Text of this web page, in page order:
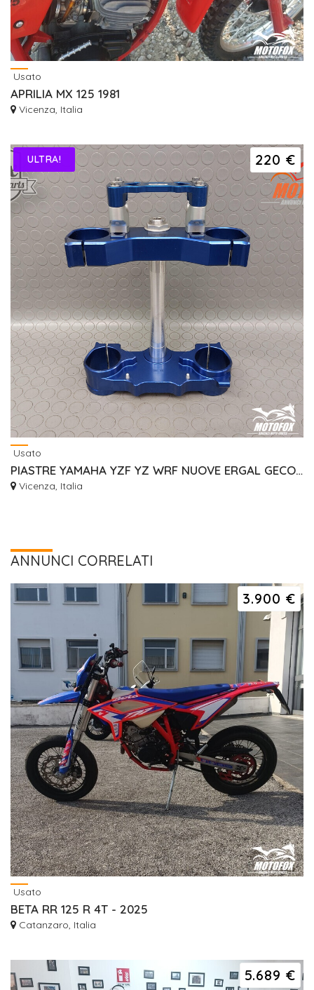
Usato
APRILIA MX 125 1981
Vicenza, Italia
220 €
ULTRA!
Usato
PIASTRE YAMAHA YZF YZ WRF NUOVE ERGAL GECO RISER
Vicenza, Italia
ANNUNCI CORRELATI
3.900 €
Usato
BETA RR 125 R 4T - 2025
Catanzaro, Italia
5.689 €